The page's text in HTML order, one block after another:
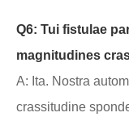
Q6: Tui fistulae
magnitudines
A: Ita. Nostra
crassitudine